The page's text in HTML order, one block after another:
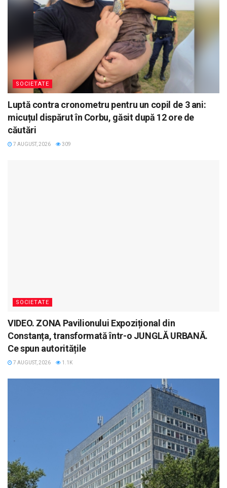
SOCIETATE
Luptă contra cronometru pentru un copil de 3 ani:
micuțul dispărut în Corbu, găsit după 12 ore de
căutări
7 AUGUST, 2026 309
SOCIETATE
VIDEO. ZONA Pavilionului Expozițional din
Constanța, transformată într-o JUNGLĂ URBANĂ.
Ce spun autoritățile
7 AUGUST, 2026 1.1K